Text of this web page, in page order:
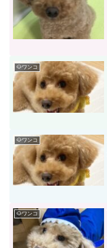
🐶ワンコ
🐶ワンコ
🐶ワンコ